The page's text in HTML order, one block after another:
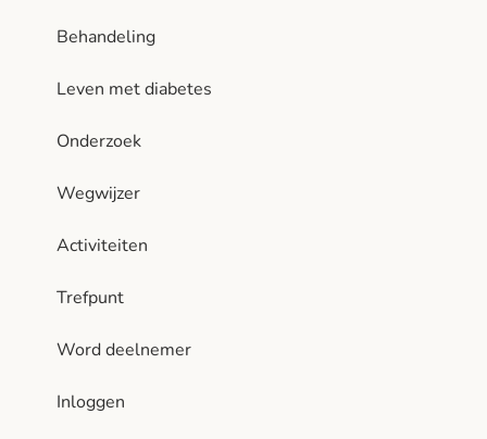
Behandeling
Leven met diabetes
Onderzoek
Wegwijzer
Activiteiten
Trefpunt
Word deelnemer
Inloggen